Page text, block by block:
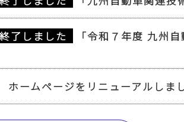
「令和７年度 九州
ホームページをリニューアルしま